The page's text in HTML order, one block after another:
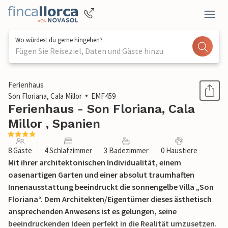
Wo würdest du gerne hingehen?
Fügen Sie Reiseziel, Daten und Gäste hinzu
1 / 47
Ferienhaus
Son Floriana, Cala Millor
EMF459
Ferienhaus - Son Floriana, Cala
Millor , Spanien
8 Gäste 4 Schlafzimmer 3 Badezimmer 0 Haustiere
Mit ihrer architektonischen Individualität, einem
oasenartigen Garten und einer absolut traumhaften
Innenausstattung beeindruckt die sonnengelbe Villa „Son
Floriana“. Dem Architekten/Eigentümer dieses ästhetisch
ansprechenden Anwesens ist es gelungen, seine
beeindruckenden Ideen perfekt in die Realität umzusetzen.